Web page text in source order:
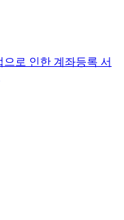
로 인한 계좌등록 서